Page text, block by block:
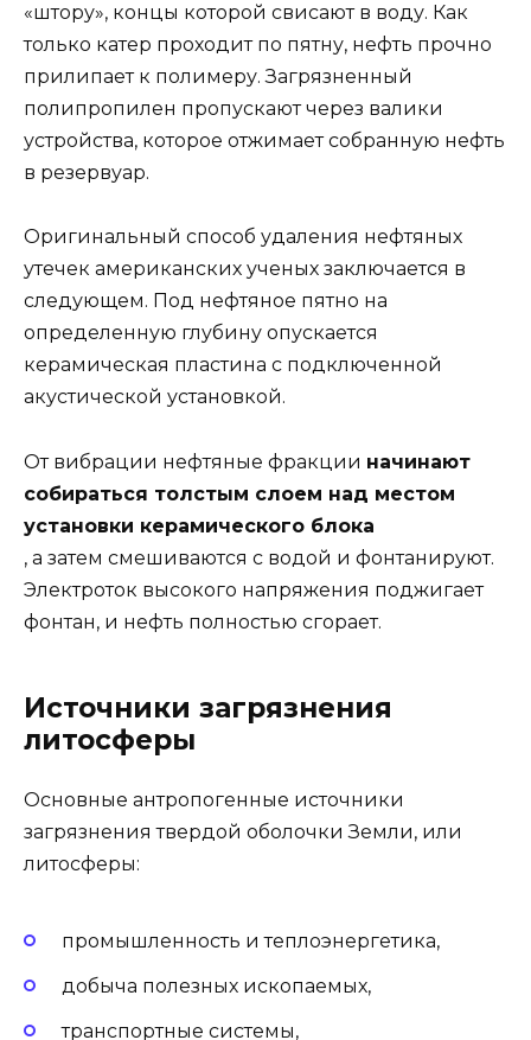
«штору», концы которой свисают в воду. Как
только катер проходит по пятну, нефть прочно
прилипает к полимеру. Загрязненный
полипропилен пропускают через валики
устройства, которое отжимает собранную нефть
в резервуар.
Оригинальный способ удаления нефтяных
утечек американских ученых заключается в
следующем. Под нефтяное пятно на
определенную глубину опускается
керамическая пластина с подключенной
акустической установкой.
От вибрации нефтяные фракции начинают
собираться толстым слоем над местом
установки керамического блока
, а затем смешиваются с водой и фонтанируют.
Электроток высокого напряжения поджигает
фонтан, и нефть полностью сгорает.
Источники загрязнения
литосферы
Основные антропогенные источники
загрязнения твердой оболочки Земли, или
литосферы:
промышленность и теплоэнергетика,
добыча полезных ископаемых,
транспортные системы,